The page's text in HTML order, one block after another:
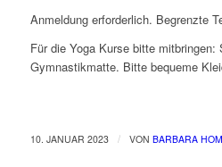
Anmeldung erforderlich. Begrenzte
Für die Yoga Kurse bitte
Gymnastikmatte. Bitte bequeme
10. JANUAR 2023 / VON BARBARA